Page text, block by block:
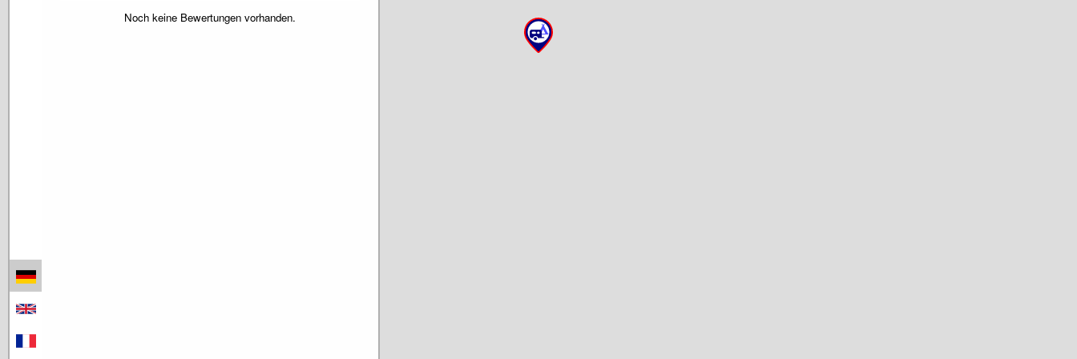
Noch keine Bewertungen vorhanden.